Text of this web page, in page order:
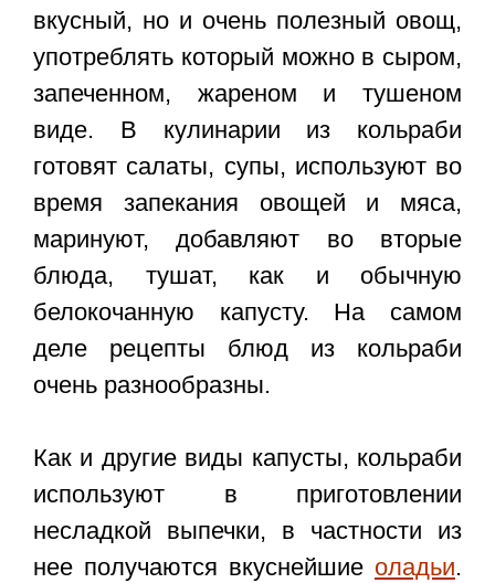
вкусный, но и очень полезный овощ,
употреблять который можно в сыром,
запеченном, жареном и тушеном
виде. В кулинарии из кольраби
готовят салаты, супы, используют во
время запекания овощей и мяса,
маринуют, добавляют во вторые
блюда, тушат, как и обычную
белокочанную капусту. На самом
деле рецепты блюд из кольраби
очень разнообразны.
Как и другие виды капусты, кольраби
используют в приготовлении
несладкой выпечки, в частности из
нее получаются вкуснейшие оладьи.